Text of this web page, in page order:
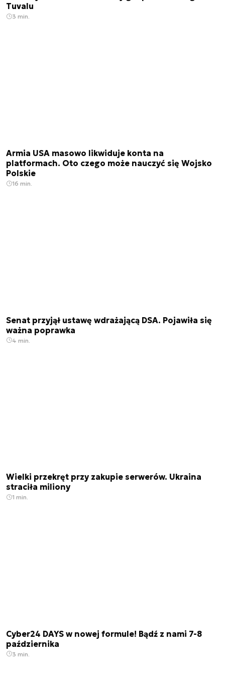
Tuvalu
3 min.
Armia USA masowo likwiduje konta na
platformach. Oto czego może nauczyć się Wojsko
Polskie
16 min.
Senat przyjął ustawę wdrażającą DSA. Pojawiła się
ważna poprawka
4 min.
Wielki przekręt przy zakupie serwerów. Ukraina
straciła miliony
1 min.
Cyber24 DAYS w nowej formule! Bądź z nami 7-8
października
3 min.